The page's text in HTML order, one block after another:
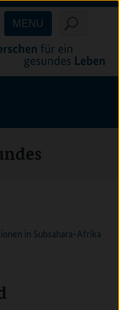
MENU
in Subsahara-Afrika